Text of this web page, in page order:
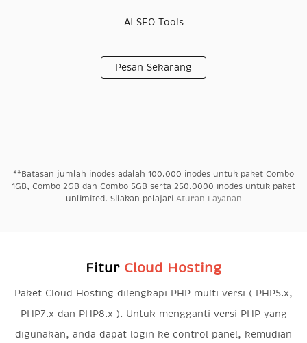
AI SEO Tools
Pesan Sekarang
**Batasan jumlah inodes adalah 100.000 inodes untuk paket Combo
1GB, Combo 2GB dan Combo 5GB serta 250.0000 inodes untuk paket
unlimited. Silakan pelajari Aturan Layanan
Fitur Cloud Hosting
Paket Cloud Hosting dilengkapi PHP multi versi ( PHP5.x,
PHP7.x dan PHP8.x ). Untuk mengganti versi PHP yang
digunakan, anda dapat login ke control panel, kemudian